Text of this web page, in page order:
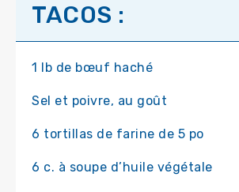
TACOS :
1 lb de bœuf haché
Sel et poivre, au goût
6 tortillas de farine de 5 po
6 c. à soupe d’huile végétale